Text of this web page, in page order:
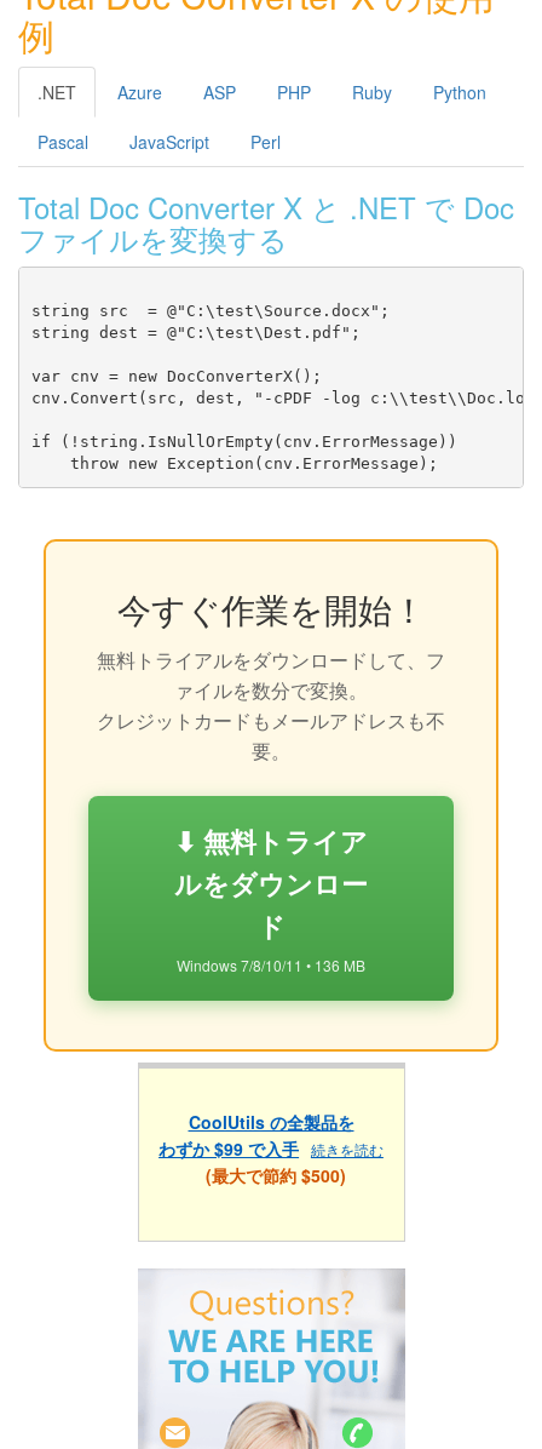
例
.NET Azure ASP PHP Ruby Python
Pascal JavaScript Perl
Total Doc Converter X と .NET で Doc
ファイルを変換する
string src  = @"C:\test\Source.docx";
string dest = @"C:\test\Dest.pdf";
var cnv = new DocConverterX();
cnv.Convert(src, dest, "-cPDF -log
if (!string.IsNullOrEmpty(cnv.ErrorMessage))
今すぐ作業を開始！
無料トライアルをダウンロードして、フ
ァイルを数分で変換。
クレジットカードもメールアドレスも不
要。
⬇ 無料トライア
ルをダウンロー
ド
Windows 7/8/10/11 • 136 MB
CoolUtils の全製品を
わずか $99 で入手 続きを読む
(最大で節約 $500)